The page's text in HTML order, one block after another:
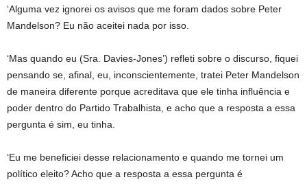
‘Alguma vez ignorei os avisos que me foram dados sobre Peter
Mandelson? Eu não aceitei nada por isso.
‘Mas quando eu (Sra. Davies-Jones’) refleti sobre o discurso, fiquei
pensando se, afinal, eu, inconscientemente, tratei Peter Mandelson
de maneira diferente porque acreditava que ele tinha influência e
poder dentro do Partido Trabalhista, e acho que a resposta a essa
pergunta é sim, eu tinha.
‘Eu me beneficiei desse relacionamento e quando me tornei um
político eleito? Acho que a resposta a essa pergunta é